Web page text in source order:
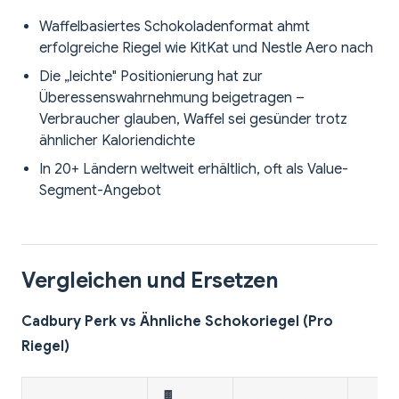
Waffelbasiertes Schokoladenformat ahmt
erfolgreiche Riegel wie KitKat und Nestle Aero nach
Die „leichte" Positionierung hat zur
Überessenswahrnehmung beigetragen –
Verbraucher glauben, Waffel sei gesünder trotz
ähnlicher Kaloriendichte
In 20+ Ländern weltweit erhältlich, oft als Value-
Segment-Angebot
Vergleichen und Ersetzen
Cadbury Perk vs Ähnliche Schokoriegel (Pro
Riegel)
🍫